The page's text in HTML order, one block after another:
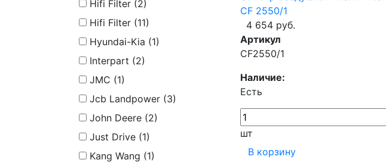
Hifi Filter (2)
Hifi Filter (11)
Hyundai-Kia (1)
Interpart (2)
JMC (1)
Jcb Landpower (3)
John Deere (2)
Just Drive (1)
Kang Wang (1)
CF 2550/1
4 654 руб.
Артикул
CF2550/1
Наличие:
Есть
шт
В корзину